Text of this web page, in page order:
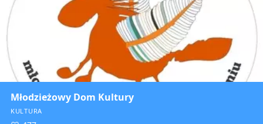
Młodzieżowy Dom Kultury
KULTURA